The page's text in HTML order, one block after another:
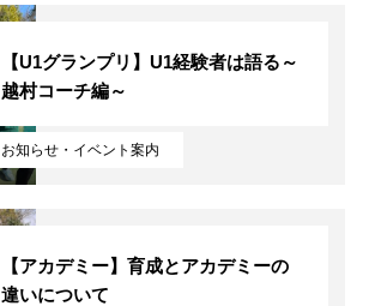
お知らせ・イベント案内
【U1グランプリ】U1経験者は語る～
越村コーチ編～
【アカデミー】育成とアカデミーの
違いについて